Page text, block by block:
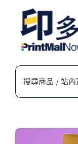
content
搜